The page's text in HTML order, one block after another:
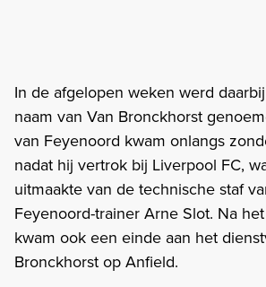
In de afgelopen weken werd
naam van Van Bronckhorst
van Feyenoord kwam onlangs
nadat hij vertrok bij Liverpool FC,
uitmaakte van de technische staf
Feyenoord-trainer Arne Slot. Na
kwam ook een einde aan het
Bronckhorst op Anfield.